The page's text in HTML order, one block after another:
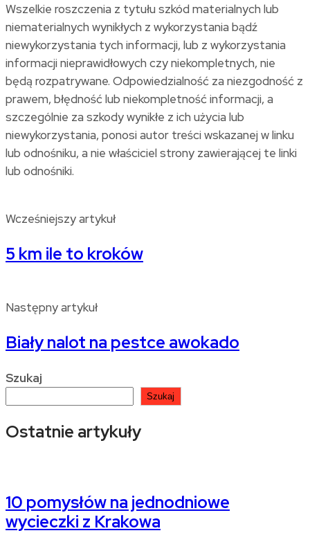
Wszelkie roszczenia z tytułu szkód materialnych lub
niematerialnych wynikłych z wykorzystania bądź
niewykorzystania tych informacji, lub z wykorzystania
informacji nieprawidłowych czy niekompletnych, nie
będą rozpatrywane. Odpowiedzialność za niezgodność z
prawem, błędność lub niekompletność informacji, a
szczególnie za szkody wynikłe z ich użycia lub
niewykorzystania, ponosi autor treści wskazanej w linku
lub odnośniku, a nie właściciel strony zawierającej te linki
lub odnośniki.
Wcześniejszy artykuł
5 km ile to kroków
Następny artykuł
Biały nalot na pestce awokado
Szukaj
Szukaj
Ostatnie artykuły
10 pomysłów na jednodniowe
wycieczki z Krakowa